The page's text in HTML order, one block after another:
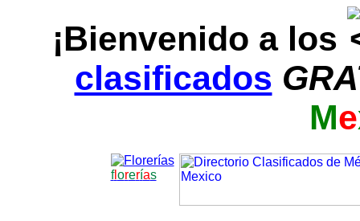
¡Bienvenido a los
clasificados
Me
florerías